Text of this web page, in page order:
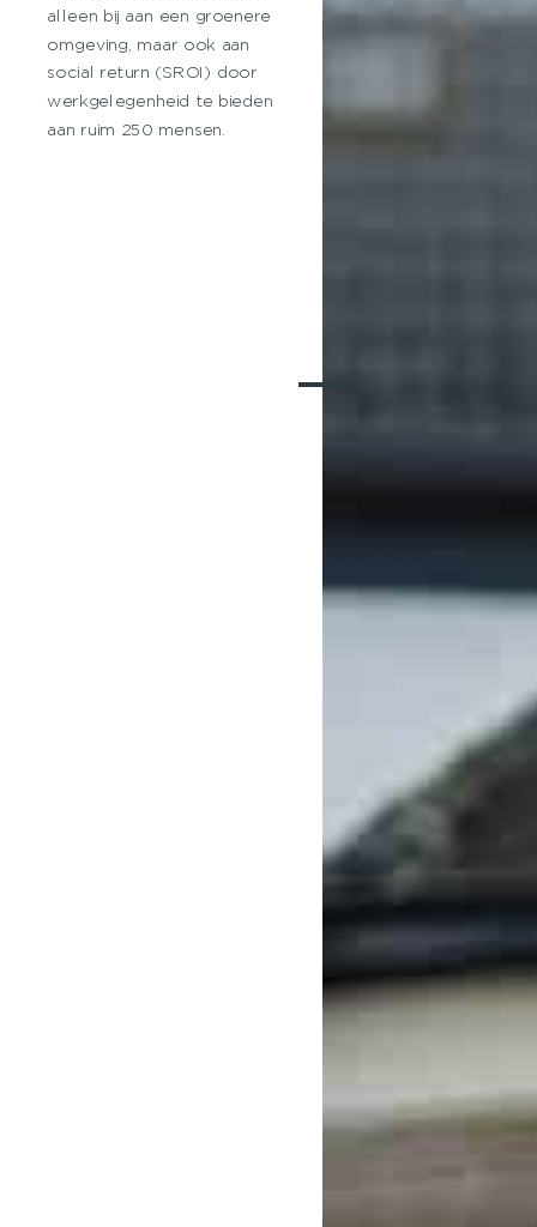
alleen bij aan een groenere
omgeving, maar ook aan
social return (SROI) door
werkgelegenheid te bieden
aan ruim 250 mensen.